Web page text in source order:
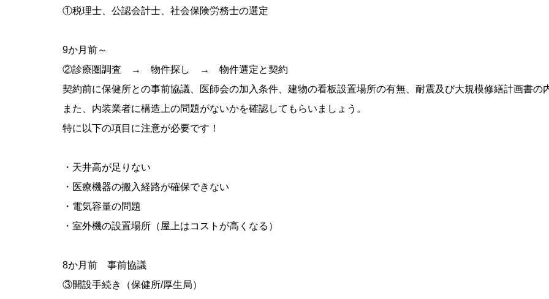
①税理士、公認会計士、社会保険労務士の選定
9か月前～
②診療圏調査 → 物件探し → 物件選定と契約
契約前に保健所との事前協議、医師会の加入条件、建物の看板設置場所の有無、耐震及び大規模修繕計画書の
また、内装業者に構造上の問題がないかを確認してもらいましょう。
特に以下の項目に注意が必要です！
・天井高が足りない
・医療機器の搬入経路が確保できない
・電気容量の問題
・室外機の設置場所（屋上はコストが高くなる）
8か月前 事前協議
③開設手続き（保健所/厚生局）